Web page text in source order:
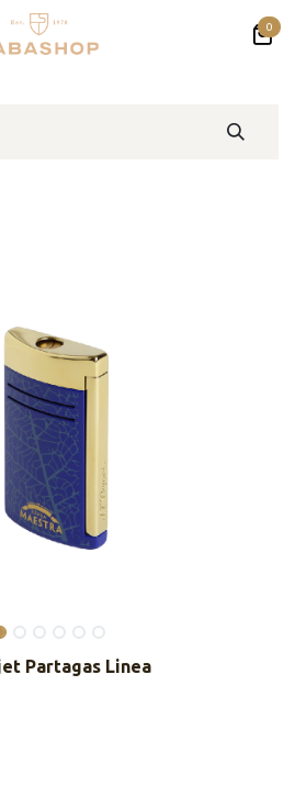
0
Partagas Linea